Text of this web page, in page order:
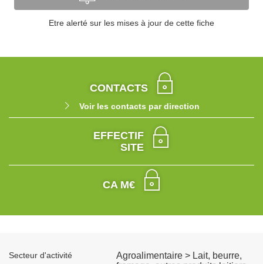
Etre alerté sur les mises à jour de cette fiche
CONTACTS
Voir les contacts par direction
EFFECTIF
SITE
CA M€
Secteur d'activité
Agroalimentaire > Lait, beurre,